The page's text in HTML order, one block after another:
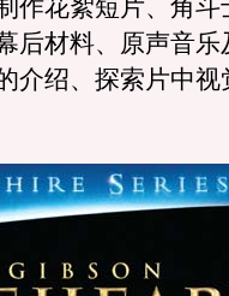
作花絮短片、角斗
后材料、原声音乐
介绍、探索片中视